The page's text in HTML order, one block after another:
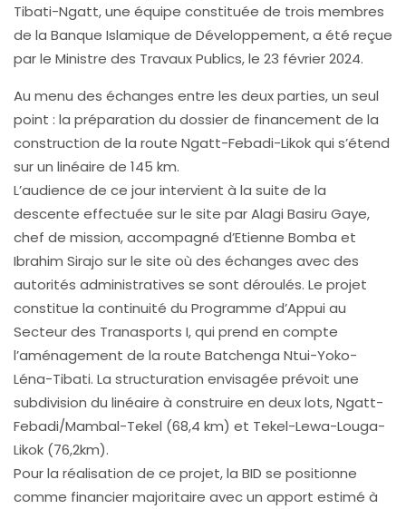
Tibati-Ngatt, une équipe constituée de trois membres
de la Banque Islamique de Développement, a été reçue
par le Ministre des Travaux Publics, le 23 février 2024.
Au menu des échanges entre les deux parties, un seul
point : la préparation du dossier de financement de la
construction de la route Ngatt-Febadi-Likok qui s’étend
sur un linéaire de 145 km.
L’audience de ce jour intervient à la suite de la
descente effectuée sur le site par Alagi Basiru Gaye,
chef de mission, accompagné d’Etienne Bomba et
Ibrahim Sirajo sur le site où des échanges avec des
autorités administratives se sont déroulés. Le projet
constitue la continuité du Programme d’Appui au
Secteur des Tranasports I, qui prend en compte
l’aménagement de la route Batchenga Ntui-Yoko-
Léna-Tibati. La structuration envisagée prévoit une
subdivision du linéaire à construire en deux lots, Ngatt-
Febadi/Mambal-Tekel (68,4 km) et Tekel-Lewa-Louga-
Likok (76,2km).
Pour la réalisation de ce projet, la BID se positionne
comme financier majoritaire avec un apport estimé à